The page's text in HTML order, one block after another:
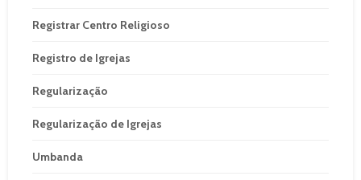
Registrar Centro Religioso
Registro de Igrejas
Regularização
Regularização de Igrejas
Umbanda